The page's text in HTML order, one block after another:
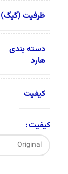
ظرفیت (گیگ)
دسته بندی
هارد
کیفیت
کیفیت